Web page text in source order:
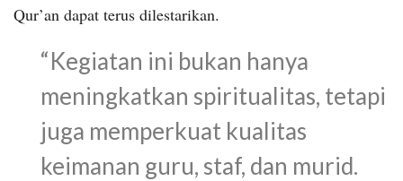
Qur’an dapat terus dilestarikan.
“Kegiatan ini bukan hanya
meningkatkan spiritualitas, tetapi
juga memperkuat kualitas
keimanan guru, staf, dan murid.